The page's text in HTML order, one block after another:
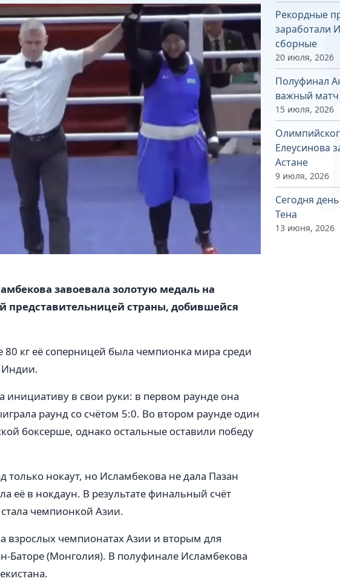
завоевала золотую медаль на
представительницей страны, добившейся
кг её соперницей была чемпионка мира среди
Индии.
в свои руки: в первом раунде она
раунд со счётом 5:0. Во втором раунде один
боксерше, однако остальные оставили победу
нокаут, но Исламбекова не дала Пазан
её в нокдаун. В результате финальный счёт
чемпионкой Азии.
взрослых чемпионатах Азии и вторым для
Баторе (Монголия). В полуфинале Исламбекова
Рекордные
заработали
сборные
20 июля, 2026
Полуфинал
важный матч
15 июля, 2026
Елеусинова
Астане
9 июля, 2026
Сегодня
Тена
13 июня, 2026